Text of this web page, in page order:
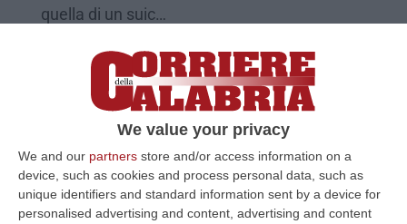
We value your privacy
We and our partners store and/or access information on a
device, such as cookies and process personal data, such as
unique identifiers and standard information sent by a device for
personalised advertising and content, advertising and content
quella di un suic…